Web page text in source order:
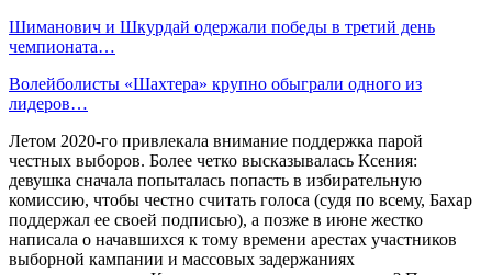
Шиманович и Шкурдай одержали победы в третий день
чемпионата…
Волейболисты «Шахтера» крупно обыграли одного из
лидеров…
Летом 2020-го привлекала внимание поддержка парой
честных выборов. Более четко высказывалась Ксения:
девушка сначала попыталась попасть в избирательную
комиссию, чтобы честно считать голоса (судя по всему, Бахар
поддержал ее своей подписью), а позже в июне жестко
написала о начавшихся к тому времени арестах участников
выборной кампании и массовых задержаниях